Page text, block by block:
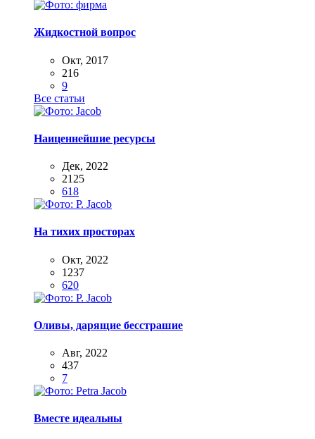
Жидкостной вопрос
Окт, 2017
216
9
Все статьи
Наиценнейшие ресурсы
Дек, 2022
2125
618
На тихих просторах
Окт, 2022
1237
620
Оливы, дарящие бесстрашие
Авг, 2022
437
7
Вместе идеальны